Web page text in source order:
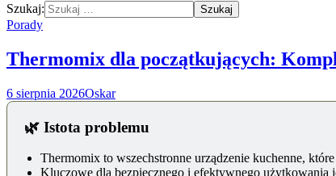
Szukaj:
Porady
Thermomix dla początkujących:
6 sierpnia 2026Oskar
🌿 Istota problemu
Thermomix to wszechstronne urządzenie kuchenne,
Kluczowe dla bezpiecznego i efektywnego użytkowania